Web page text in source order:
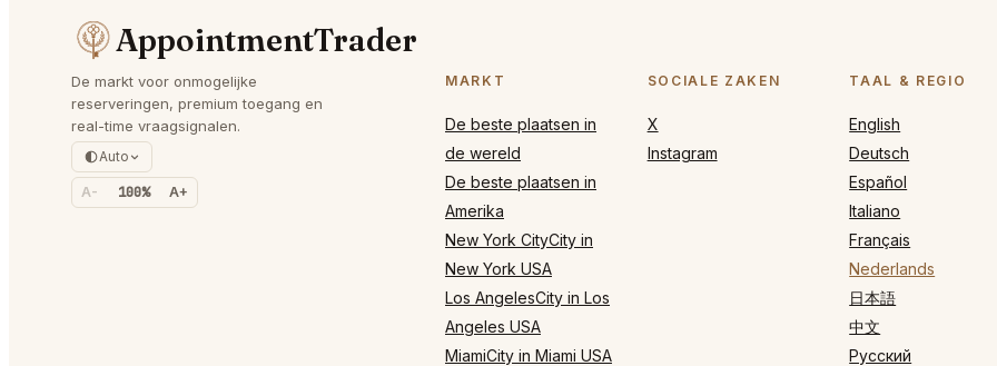
AppointmentTrader
De markt voor onmogelijke
reserveringen, premium toegang en
real-time vraagsignalen.
Auto
A- 100% A+
MARKT
De beste plaatsen in
de wereld
De beste plaatsen in
Amerika
New York CityCity in
New York USA
Los AngelesCity in Los
Angeles USA
MiamiCity in Miami USA
SOCIALE ZAKEN
X
Instagram
TAAL & REGIO
English
Deutsch
Español
Italiano
Français
Nederlands
日本語
中文
Русский